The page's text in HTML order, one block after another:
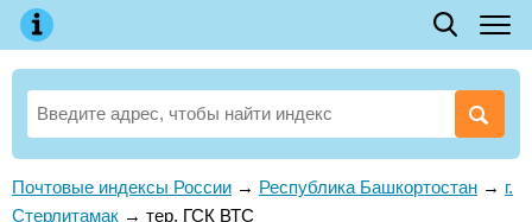
Почтовые индексы России → Республика Башкортостан → г.
Стерлитамак → тер. ГСК ВТС